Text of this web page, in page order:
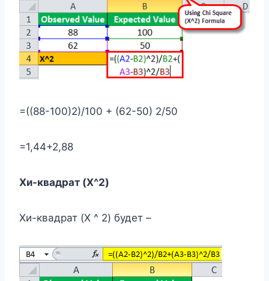
=((88-100)2)/100 + (62-50) 2/50
=1,44+2,88
Хи-квадрат (X^2)
Хи-квадрат (X ^ 2) будет –